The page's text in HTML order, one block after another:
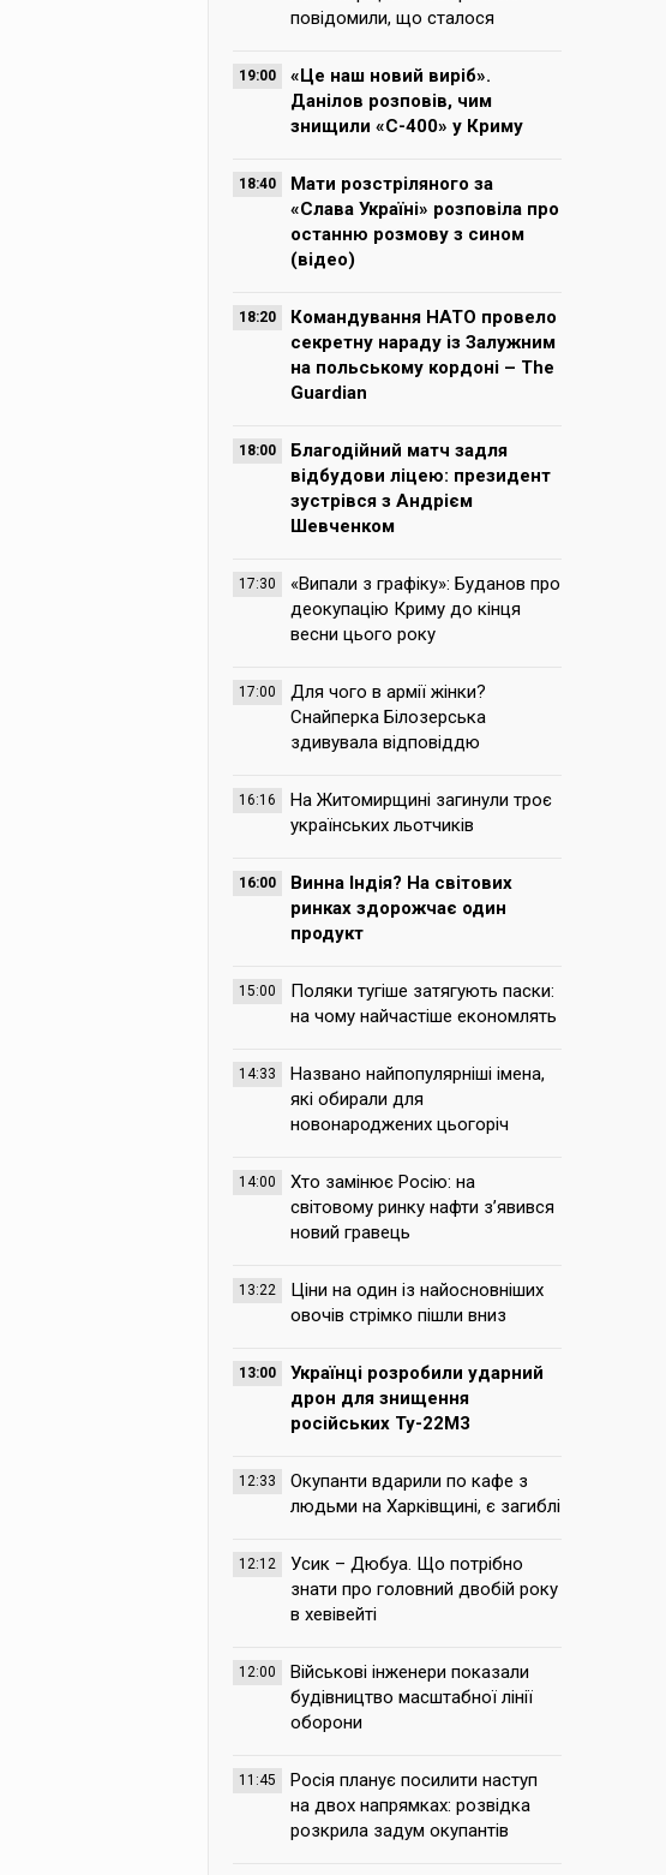
повідомили, що сталося
19:00
«Це наш новий виріб».
Данілов розповів, чим
знищили «С-400» у Криму
18:40
Мати розстріляного за
«Слава Україні» розповіла про
останню розмову з сином
(відео)
18:20
Командування НАТО провело
секретну нараду із Залужним
на польському кордоні – The
Guardian
18:00
Благодійний матч задля
відбудови ліцею: президент
зустрівся з Андрієм
Шевченком
17:30
«Випали з графіку»: Буданов про
деокупацію Криму до кінця
весни цього року
17:00
Для чого в армії жінки?
Снайперка Білозерська
здивувала відповіддю
16:16
На Житомирщині загинули троє
українських льотчиків
16:00
Винна Індія? На світових
ринках здорожчає один
продукт
15:00
Поляки тугіше затягують паски:
на чому найчастіше економлять
14:33
Названо найпопулярніші імена,
які обирали для
новонароджених цьогоріч
14:00
Хто замінює Росію: на
світовому ринку нафти з’явився
новий гравець
13:22
Ціни на один із найосновніших
овочів стрімко пішли вниз
13:00
Українці розробили ударний
дрон для знищення
російських Ту-22М3
12:33
Окупанти вдарили по кафе з
людьми на Харківщині, є загиблі
12:12
Усик – Дюбуа. Що потрібно
знати про головний двобій року
в хевівейті
12:00
Військові інженери показали
будівництво масштабної лінії
оборони
11:45
Росія планує посилити наступ
на двох напрямках: розвідка
розкрила задум окупантів